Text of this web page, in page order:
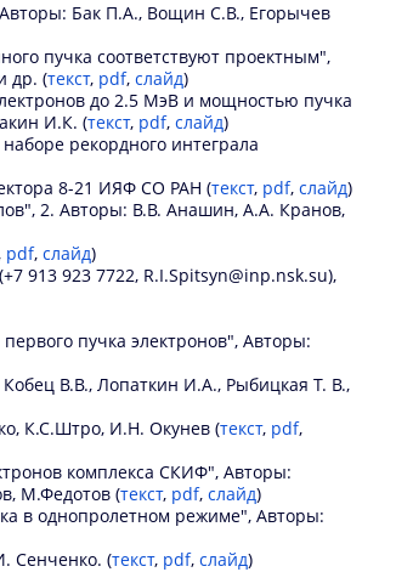
Бак П.А., Вощин С.В., Егорычев
пучка соответствуют проектным",
др. (текст, pdf, слайд)
до 2.5 МэВ и мощностью пучка
И.К. (текст, pdf, слайд)
рекордного интеграла
8-21 ИЯФ СО РАН (текст, pdf, слайд)
2. Авторы: В.В. Анашин, А.А. Кранов,
pdf, слайд)
913 923 7722, R.I.Spitsyn@inp.nsk.su),
пучка электронов", Авторы:
В.В., Лопаткин И.А., Рыбицкая Т. В.,
К.С.Штро, И.Н. Окунев (текст, pdf,
комплекса СКИФ", Авторы:
М.Федотов (текст, pdf, слайд)
в однопролетном режиме", Авторы:
Сенченко. (текст, pdf, слайд)